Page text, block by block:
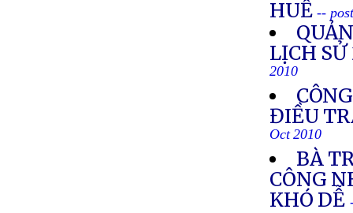
HUẾ--
LỊCH
2010
ĐIỀU
Oct 2010
BÀ
CÔNG
KHÓ DỄ